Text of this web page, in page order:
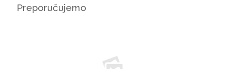
Preporučujemo